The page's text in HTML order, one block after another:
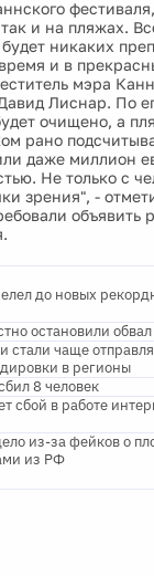
и на пляжах.
никаких
и в
мэра
Лиснар. По
очищено, а
рано
даже миллион
Не только с
зрения", -
объявить
до новых
остановили
стали чаще
в регионы
8 человек
сбой в работе
из-за фейков о
из РФ